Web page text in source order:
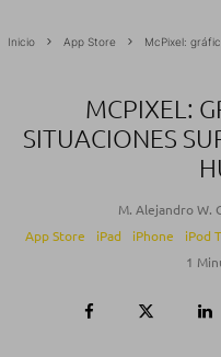
Inicio App Store McPixel:
MCPIXEL:
SITUACIONES
M. Alejandro W.
App Store
iPad iPhone iPod
1